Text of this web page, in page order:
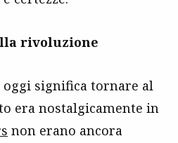
rivoluzione
oggi significa tornare al
era nostalgicamente in
non erano ancora